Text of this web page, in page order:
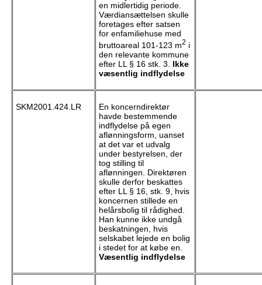
en midlertidig periode.
Værdiansættelsen skulle
foretages efter satsen
for enfamiliehuse med
bruttoareal 101-123 m2 i
den relevante kommune
efter LL § 16 stk. 3. Ikke
væsentlig indflydelse
SKM2001.424.LR
En koncerndirektør
havde bestemmende
indflydelse på egen
aflønningsform, uanset
at det var et udvalg
under bestyrelsen, der
tog stilling til
aflønningen. Direktøren
skulle derfor beskattes
efter LL § 16, stk. 9, hvis
koncernen stillede en
helårsbolig til rådighed.
Han kunne ikke undgå
beskatningen, hvis
selskabet lejede en bolig
i stedet for at købe en.
Væsentlig indflydelse